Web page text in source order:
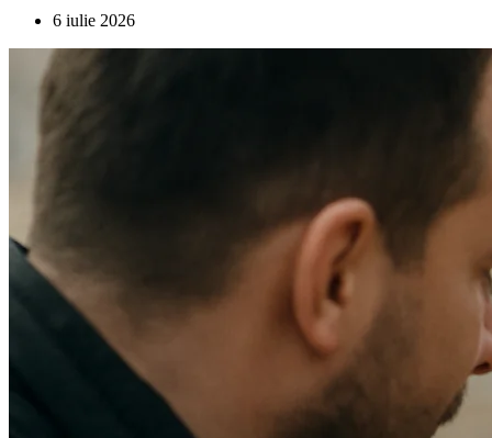
6 iulie 2026